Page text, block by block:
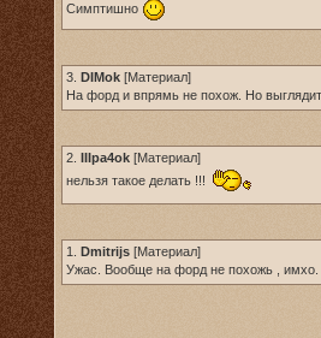
Симптишно
3. DIMok [Материал]
На форд и впрямь не похож. Но
2. IIIpa4ok [Материал]
нельзя такое делать !!!
1. Dmitrijs [Материал]
Ужас. Вообще на форд не похожь , имхо.